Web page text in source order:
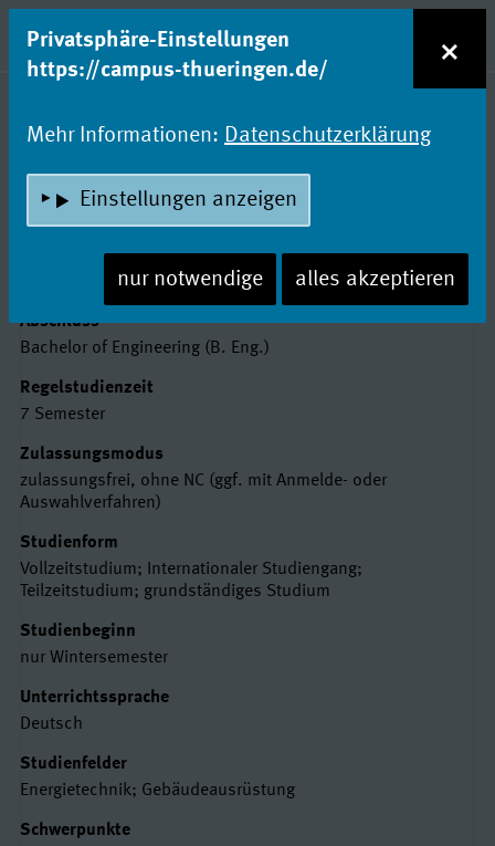
zum Inhalt
Entdecke Dein Studium!
NACHHALTIGE GEBÄUDE- UND
ENERGIESYSTEME
Fachhochschule Erfurt
Basisdaten
Abschluss
Bachelor of Engineering (B. Eng.)
Regelstudienzeit
7 Semester
Zulassungsmodus
zulassungsfrei, ohne NC (ggf. mit Anmelde- oder
Auswahlverfahren)
Studienform
Vollzeitstudium; Internationaler Studiengang;
Teilzeitstudium; grundständiges Studium
Studienbeginn
nur Wintersemester
Unterrichtssprache
Deutsch
Studienfelder
Energietechnik; Gebäudeausrüstung
Schwerpunkte
Privatsphäre-Einstellungen
https://campus-thueringen.de/
×
Mehr Informationen: Datenschutzerklärung
Einstellungen anzeigen
nur notwendige alles akzeptieren